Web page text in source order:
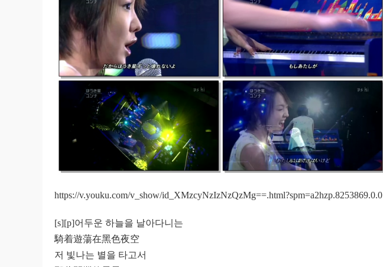
https://v.youku.com/v_show/id_XMzcyNzIzNzQzMg==.html?spm=a2hzp.8253869.0.0
[s][p]어두운 하늘을 날아다니는
騎着遊蕩在黑色夜空
저 빛나는 별을 타고서